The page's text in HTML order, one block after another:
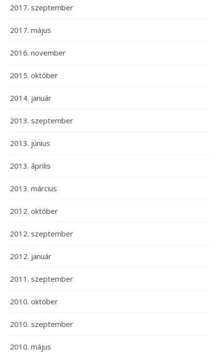
2017. szeptember
2017. május
2016. november
2015. október
2014. január
2013. szeptember
2013. június
2013. április
2013. március
2012. október
2012. szeptember
2012. január
2011. szeptember
2010. október
2010. szeptember
2010. május